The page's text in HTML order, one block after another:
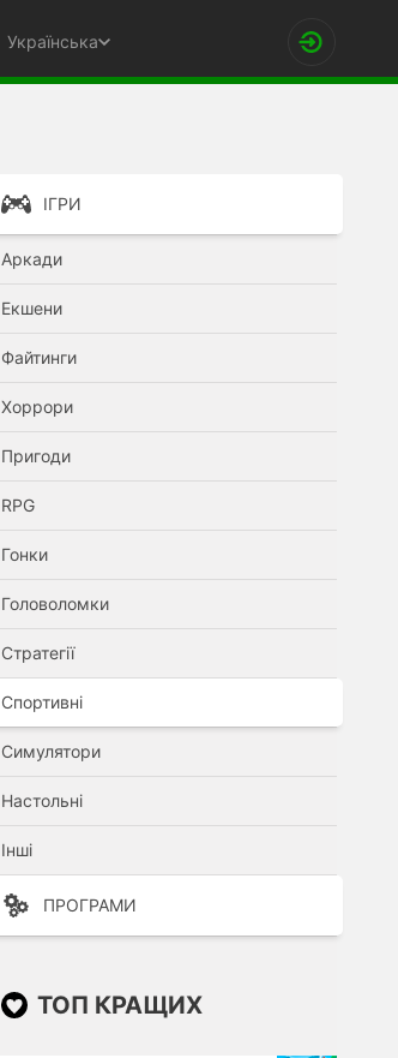
Українська
ІГРИ
Аркади
Екшени
Файтинги
Хоррори
Пригоди
RPG
Гонки
Головоломки
Стратегії
Спортивні
Симулятори
Настольні
Інші
ПРОГРАМИ
ТОП КРАЩИХ